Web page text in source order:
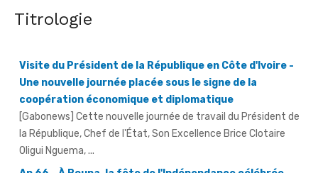
Titrologie
coopération économique et diplomatique
[Gabonews] Cette nouvelle journée de travail du Président de
la République, Chef de l'État, Son Excellence Brice Clotaire
Oligui Nguema, ...
An 66 - À Bouna, la fête de l'Indépendance célébrée